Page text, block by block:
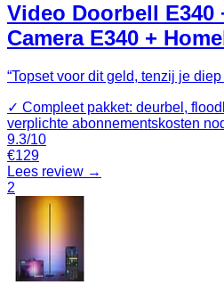
Video Doorbell
Camera E340 +
“Topset voor dit geld, tenzij je
✓ Compleet pakket: deurbel,
verplichte abonnementskosten
9.3/10
€129
Lees review →
2